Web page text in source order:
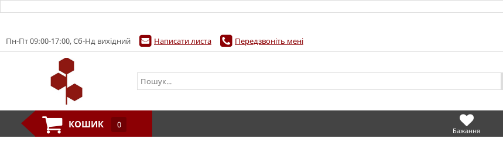
Пн-Пт 09:00-17:00, Сб-Нд вихідний Написати листа Передзвоніть мені
КОШИК 0
Бажання